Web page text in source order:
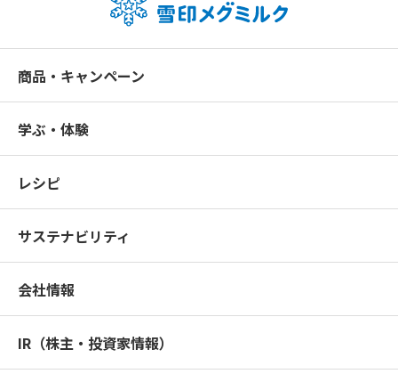
商品・キャンペーン
学ぶ・体験
レシピ
サステナビリティ
会社情報
IR（株主・投資家情報）